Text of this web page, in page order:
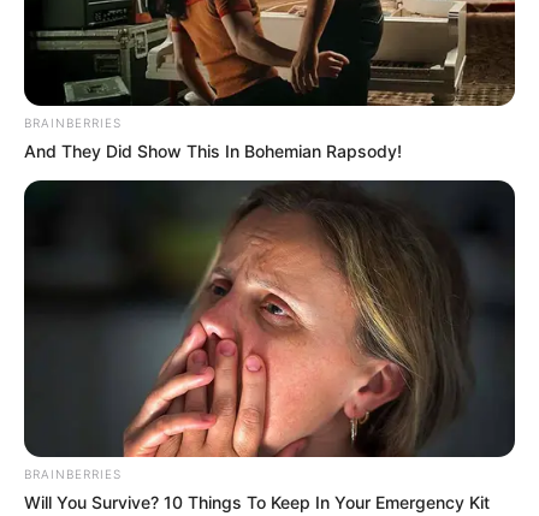
BRAINBERRIES
And They Did Show This In Bohemian Rapsody!
BRAINBERRIES
Will You Survive? 10 Things To Keep In Your Emergency Kit